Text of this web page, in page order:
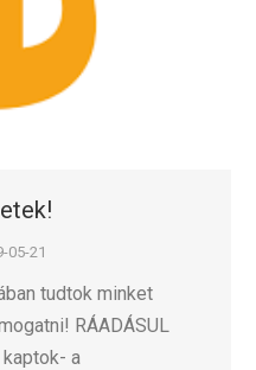
05-21
tudtok minket
RÁADÁSUL
a